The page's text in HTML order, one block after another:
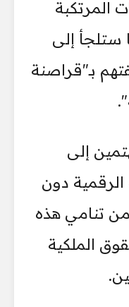
المرتكبة
ستلجأ إلى
بـ"قراصنة
إلى
الرقمية دون
تنامي هذه
الملكية